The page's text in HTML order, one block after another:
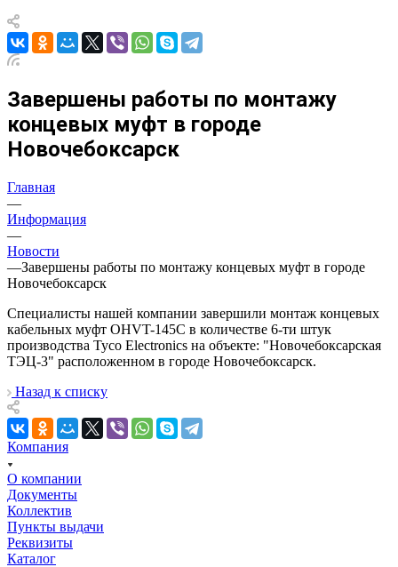
Завершены работы по монтажу
концевых муфт в городе
Новочебоксарск
Главная
—
Информация
—
Новости
—Завершены работы по монтажу концевых муфт в городе
Новочебоксарск
Специалисты нашей компании завершили монтаж концевых
кабельных муфт OHVT-145C в количестве 6-ти штук
производства Tyco Electronics на объекте: "Новочебоксарская
ТЭЦ-3" расположенном в городе Новочебоксарск.
Назад к списку
Компания
О компании
Документы
Коллектив
Пункты выдачи
Реквизиты
Каталог